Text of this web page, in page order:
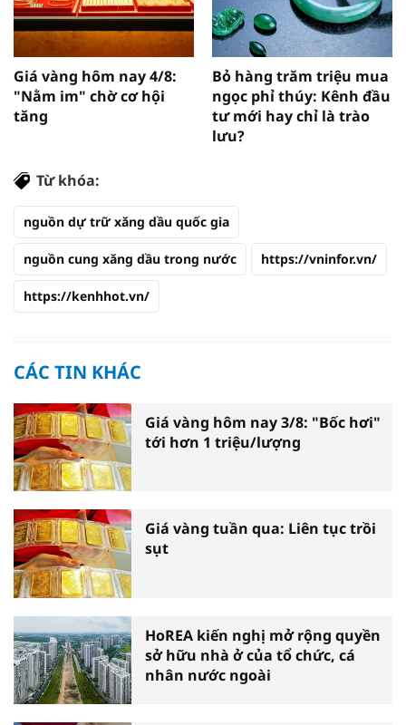
Giá vàng hôm nay 4/8:
"Nằm im" chờ cơ hội
tăng
Bỏ hàng trăm triệu mua
ngọc phỉ thúy: Kênh đầu
tư mới hay chỉ là trào
lưu?
Từ khóa:
nguồn dự trữ xăng dầu quốc gia
nguồn cung xăng dầu trong nước https://vninfor.vn/
https://kenhhot.vn/
CÁC TIN KHÁC
Giá vàng hôm nay 3/8: "Bốc hơi"
tới hơn 1 triệu/lượng
Giá vàng tuần qua: Liên tục trồi
sụt
HoREA kiến nghị mở rộng quyền
sở hữu nhà ở của tổ chức, cá
nhân nước ngoài